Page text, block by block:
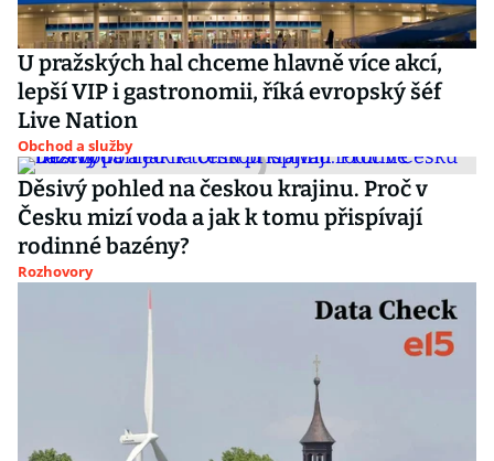
U pražských hal chceme hlavně více akcí,
lepší VIP i gastronomii, říká evropský šéf
Live Nation
Obchod a služby
Děsivý pohled na českou krajinu. Proč v
Česku mizí voda a jak k tomu přispívají
rodinné bazény?
Rozhovory